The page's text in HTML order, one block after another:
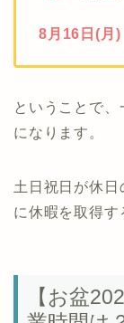
8月16日(
ということで
になります。
土日祝日が休
に休暇を取得す
【お盆